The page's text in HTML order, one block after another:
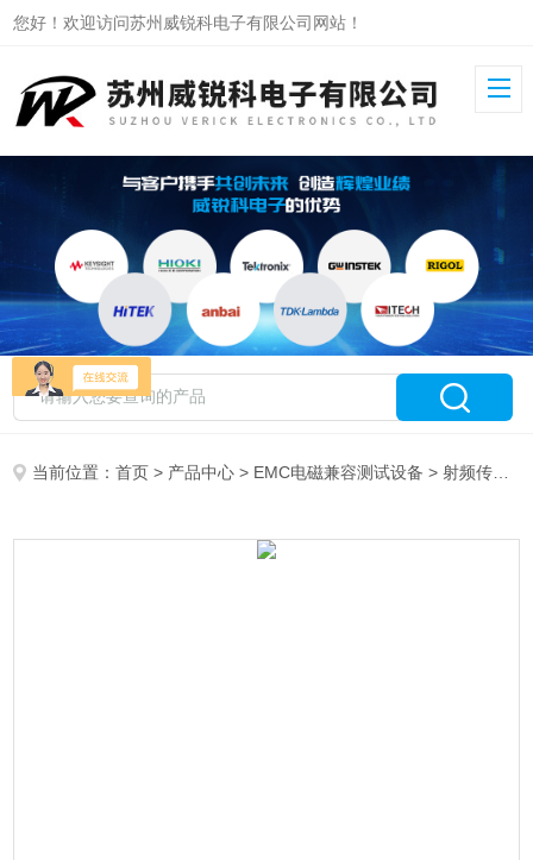
您好！欢迎访问苏州威锐科电子有限公司网站！
当前位置：首页 > 产品中心 > EMC电磁兼容测试设备 >射频传导抗扰度测试系统